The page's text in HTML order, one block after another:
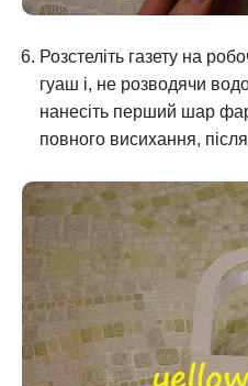
Розстеліть газету на
гуаш і, не розводячи
нанесіть перший шар
повного висихання,